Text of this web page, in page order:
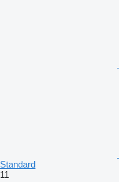
Standard
11